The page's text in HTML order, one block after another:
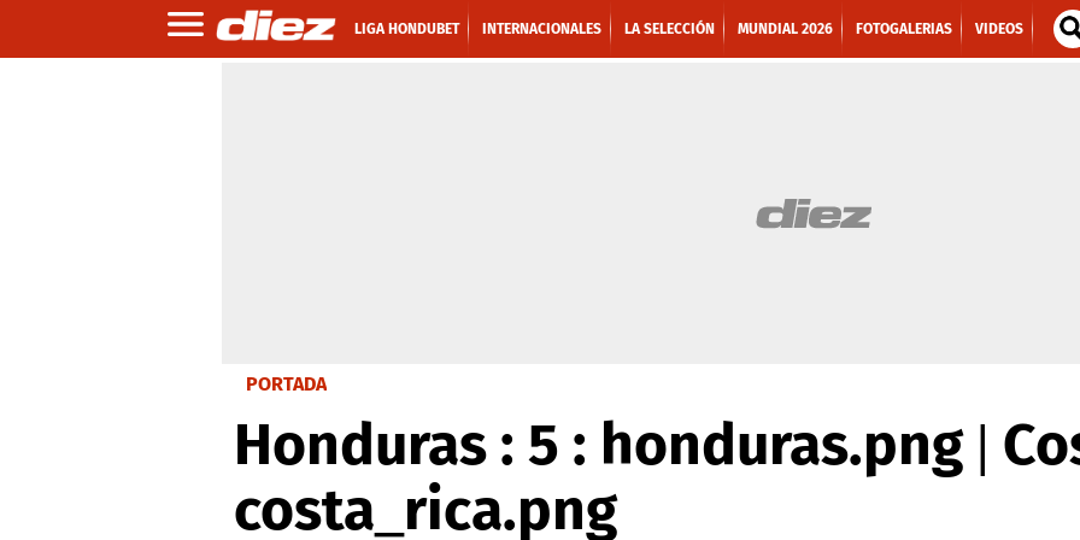
LIGA HONDUBET INTERNACIONALES LA SELECCIÓN MUNDIAL 2026 FOTOGALERIAS VIDEOS
PORTADA
Honduras : 5 : honduras.png |
costa_rica.png